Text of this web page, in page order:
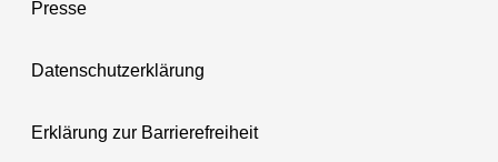
Presse
Datenschutzerklärung
Erklärung zur Barrierefreiheit